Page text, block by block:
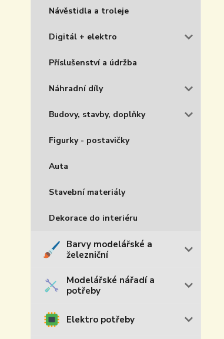
Návěstidla a troleje
Digitál + elektro
Příslušenství a údržba
Náhradní díly
Budovy, stavby, doplňky
Figurky - postavičky
Auta
Stavební materiály
Dekorace do interiéru
Barvy modelářské a
železniční
Modelářské nářadí a
potřeby
Elektro potřeby